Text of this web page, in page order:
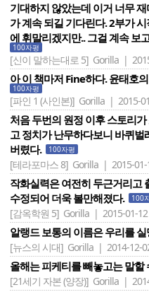
기대하지 않았는데 이거 너무
가 계속 되길 기다린다. 2부가
에 휘말리겠지만.. 그걸 계속 보
100자평
[신이 말하는대로 5] Gorilla |
아 이 책마저 Fine하다. 윤태호
100자평
[파인 1 (사인본)] Gorilla | 2015-
처음 두번의 원정 이후 스토리
고 정치가 난무하다보니 바퀴
버렸다.
100자평
[테라포마스 8] Gorilla | 2015-01-
작화실력은 여전히 두근거리고
수정되어 더욱 볼만해졌다.
100
[감옥학원 5] Gorilla | 2015-01-12
알랭드 보통의 이름은 우리를
[뉴스의 시대] Gorilla | 2014-12-
올해는 피케티를 빼놓고는 말할
[21세기 자본 (양장)] Gorilla |